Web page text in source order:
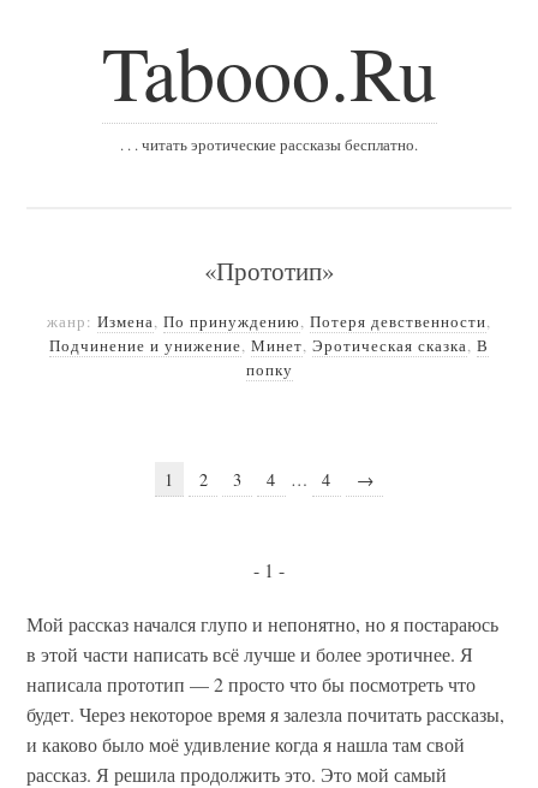
Tabooo.Ru
. . . читать эротические рассказы бесплатно.
«Прототип»
жанр: Измена, По принуждению, Потеря девственности,
Подчинение и унижение, Минет, Эротическая сказка, В
попку
1 2 3 4 … 4 →
- 1 -
Мой рассказ начался глупо и непонятно, но я постараюсь
в этой части написать всё лучше и более эротичнее. Я
написала прототип — 2 просто что бы посмотреть что
будет. Через некоторое время я залезла почитать рассказы,
и каково было моё удивление когда я нашла там свой
рассказ. Я решила продолжить это. Это мой самый